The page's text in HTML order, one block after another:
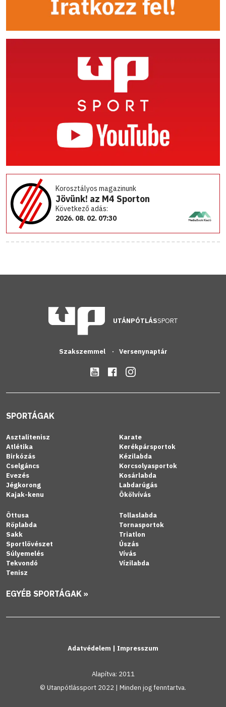
Korosztályos magazinunk
Jövünk! az M4 Sporton
Következő adás:
2026. 08. 02. 07:30
UTÁNPÓTLÁSSPORT
Szakszemmel Versenynaptár
SPORTÁGAK
Asztalitenisz
Atlétika
Birkózás
Cselgáncs
Evezés
Jégkorong
Kajak-kenu
Karate
Kerékpársportok
Kézilabda
Korcsolyasportok
Kosárlabda
Labdarúgás
Ökölvívás
Öttusa
Röplabda
Sakk
Sportlövészet
Súlyemelés
Tekvondó
Tenisz
Tollaslabda
Tornasportok
Triatlon
Úszás
Vívás
Vízilabda
EGYÉB SPORTÁGAK »
Adatvédelem | Impresszum
Alapítva: 2011
© Utanpótlássport 2022 | Minden jog fenntartva.